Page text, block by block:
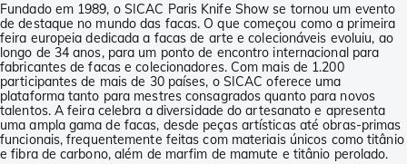
Fundado em 1989, o SICAC Paris Knife Show se tornou um evento
de destaque no mundo das facas. O que começou como a primeira
feira europeia dedicada a facas de arte e colecionáveis evoluiu, ao
longo de 34 anos, para um ponto de encontro internacional para
fabricantes de facas e colecionadores. Com mais de 1.200
participantes de mais de 30 países, o SICAC oferece uma
plataforma tanto para mestres consagrados quanto para novos
talentos. A feira celebra a diversidade do artesanato e apresenta
uma ampla gama de facas, desde peças artísticas até obras-primas
funcionais, frequentemente feitas com materiais únicos como titânio
e fibra de carbono, além de marfim de mamute e titânio perolado.